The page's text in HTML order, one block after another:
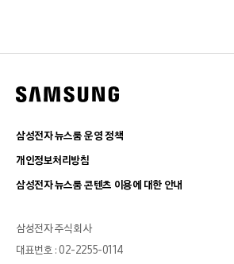
삼성전자 뉴스룸 운영 정책
개인정보처리방침
삼성전자 뉴스룸 콘텐츠 이용에 대한 안내
삼성전자 주식회사
대표번호 : 02-2255-0114